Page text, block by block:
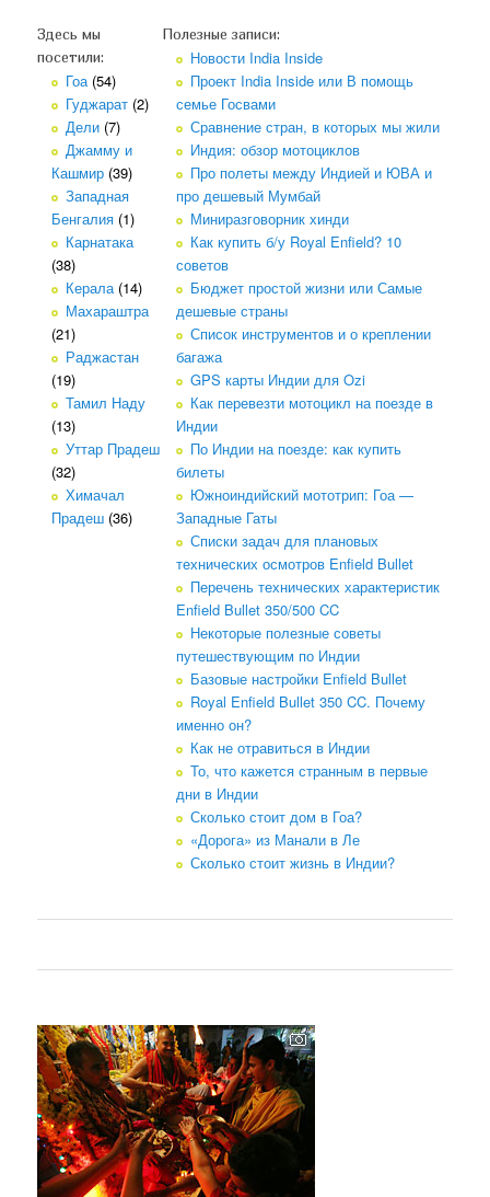
Здесь мы
посетили:
Гоа(54)
Гуджарат (2)
Дели (7)
Джамму и
Кашмир (39)
Западная
Бенгалия (1)
Карнатака
(38)
Керала(14)
Махараштра
(21)
Раджастан
(19)
Тамил Наду
(13)
Уттар Прадеш
(32)
Химачал
Прадеш (36)
Полезные записи:
Новости India Inside
Проект India Inside или В помощь
семье Госвами
Сравнение стран, в которых мы жили
Индия: обзор мотоциклов
Про полеты между Индией и ЮВА и
про дешевый Мумбай
Миниразговорник хинди
Как купить б/у Royal Enfield? 10
советов
Бюджет простой жизни или Самые
дешевые страны
Список инструментов и о креплении
багажа
GPS карты Индии для Ozi
Как перевезти мотоцикл на поезде в
Индии
По Индии на поезде: как купить
билеты
Южноиндийский мототрип: Гоа —
Западные Гаты
Списки задач для плановых
технических осмотров Enfield Bullet
Перечень технических характеристик
Enfield Bullet 350/500 CC
Некоторые полезные советы
путешествующим по Индии
Базовые настройки Enfield Bullet
Royal Enfield Bullet 350 CC. Почему
именно он?
Как не отравиться в Индии
То, что кажется странным в первые
дни в Индии
Сколько стоит дом в Гоа?
«Дорога» из Манали в Ле
Сколько стоит жизнь в Индии?